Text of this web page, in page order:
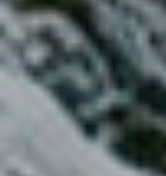
Modificar cookies
Técnicas y funcionales
Este sitio web utiliza
información con la